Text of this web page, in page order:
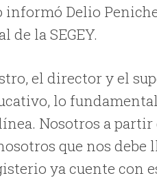
Delio
la SEGEY.
el director y el
lo
Nosotros a
que nos debe
ya cuente con